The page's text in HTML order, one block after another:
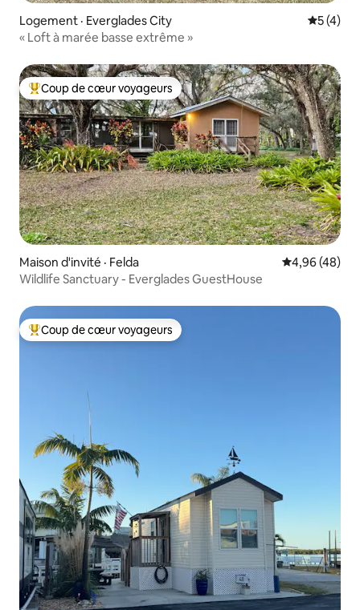
Logement · Everglades City Note
5 (4)
« Loft à marée basse extrême »
Coup de cœur voyageurs parmi les plus aimés
Coup de cœur voyageurs
Maison d'invité · Felda Note
4,96 (48)
Wildlife Sanctuary - Everglades GuestHouse
Coup de cœur voyageurs parmi les plus aimés
Coup de cœur voyageurs